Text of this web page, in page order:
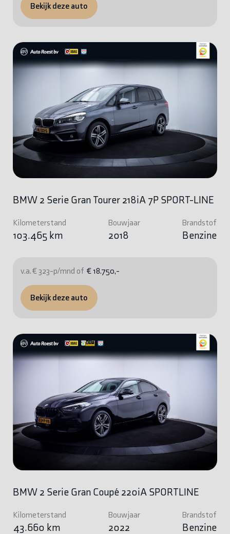
Bekijk deze auto
BMW 2 Serie Gran Tourer 218iA 7P SPORT-LINE
Kilometerstand
103.465 km
Bouwjaar
2018
Brandstof
Benzine
v.a. € 323-p/mnd of € 18.750,-
Bekijk deze auto
BMW 2 Serie Gran Coupé 220iA SPORTLINE
Kilometerstand
43.660 km
Bouwjaar
2022
Brandstof
Benzine